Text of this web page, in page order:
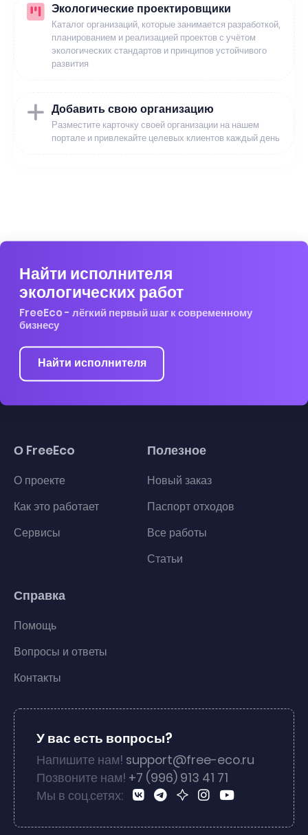
Экологические проектировщики
Каталог организаций, которые занимается разработкой,
планированием и реализацией проектов с учётом
экологических стандартов и принципов устойчивого
развития
Добавить свою организацию
Разместите карточку своей организации на нашем
портале и привлекайте целевых клиентов каждый день
Найти исполнителя
экологических работ
FreeEco - лёгкий первый шаг к современному
бизнесу
Найти исполнителя
О FreeEco
О проекте
Как это работает
Сервисы
Полезное
Новый заказ
Паспорт отходов
Все работы
Статьи
Справка
Помощь
Вопросы и ответы
Контакты
У вас есть вопросы?
Напишите нам! support@free-eco.ru
Позвоните нам! +7 (996) 913 41 71
Мы в соц.сетях: